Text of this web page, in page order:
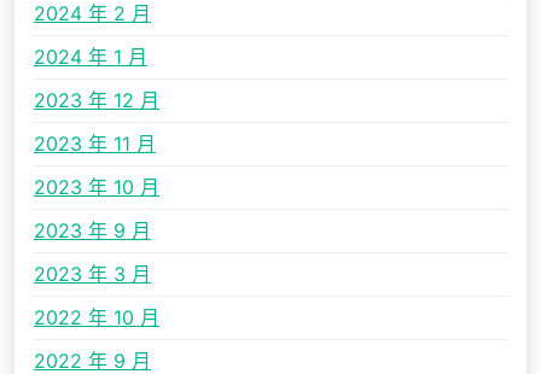
2024 年 2 月
2024 年 1 月
2023 年 12 月
2023 年 11 月
2023 年 10 月
2023 年 9 月
2023 年 3 月
2022 年 10 月
2022 年 9 月